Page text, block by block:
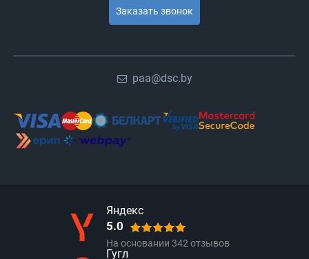
Заказать звонок
paa@dsc.by
Яндекс
5.0
На основании 342 отзывов
Гугл